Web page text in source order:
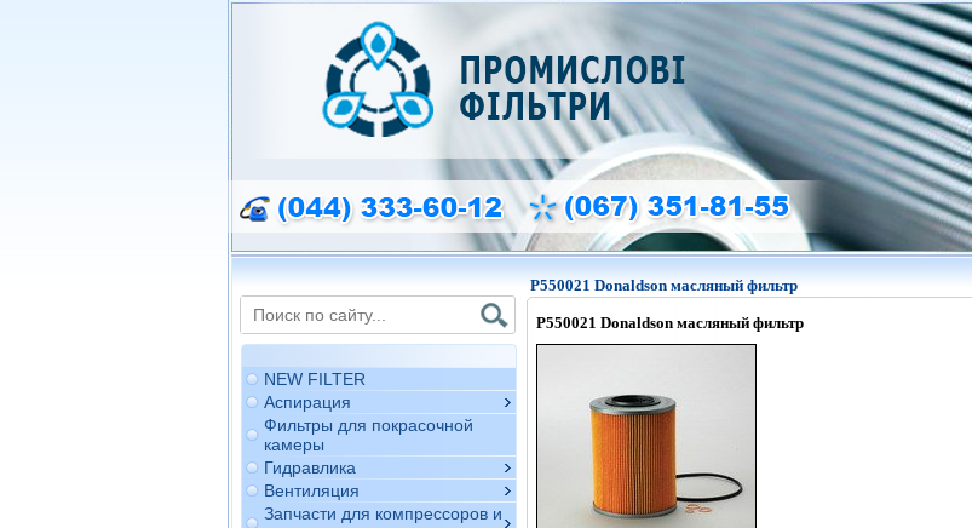
NEW FILTER
Аспирация
Фильтры для покрасочной
камеры
Гидравлика
Вентиляция
Запчасти для компрессоров и
P550021 Donaldson масляный фильтр
P550021 Donaldson масляный фильтр